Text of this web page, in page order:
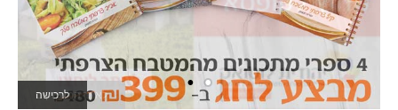
לאתר המשחקים